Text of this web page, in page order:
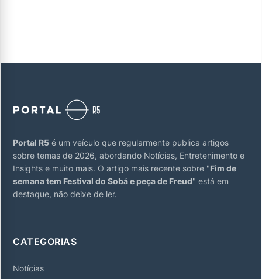
Portal R5 é um veículo que regularmente publica artigos
sobre temas de 2026, abordando Notícias, Entretenimento e
Insights e muito mais. O artigo mais recente sobre "Fim de
semana tem Festival do Sobá e peça de Freud" está em
destaque, não deixe de ler.
CATEGORIAS
Notícias